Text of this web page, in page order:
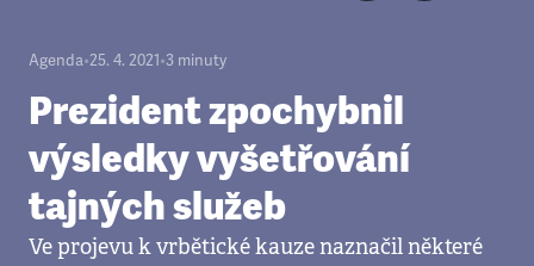
Agenda•25. 4. 2021•3 minuty
Prezident zpochybnil
výsledky vyšetřování
tajných služeb
Ve projevu k vrbětické kauze naznačil některé